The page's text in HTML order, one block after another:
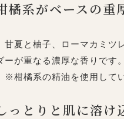
橘系がベースの重
夏と柚子、ローマカミツ
ーが重なる濃厚な香りです。
橘系の精油を使用してい
っとりと肌に溶け